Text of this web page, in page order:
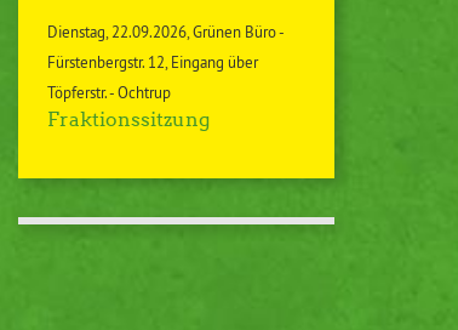
Dienstag 22.09.2026 Grünen Büro -
Fürstenbergstr. 12, Eingang über
Töpferstr. - Ochtrup
Fraktionssitzung